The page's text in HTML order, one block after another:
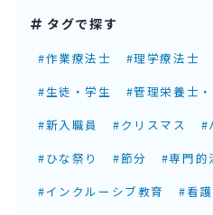
タグで探す
#作業療法士 #理学療法士
#生徒・学生
#管理栄養士
#新入職員
#クリスマス #
#ひな祭り
#節分 #専門的
#インクルーシブ教育
#看